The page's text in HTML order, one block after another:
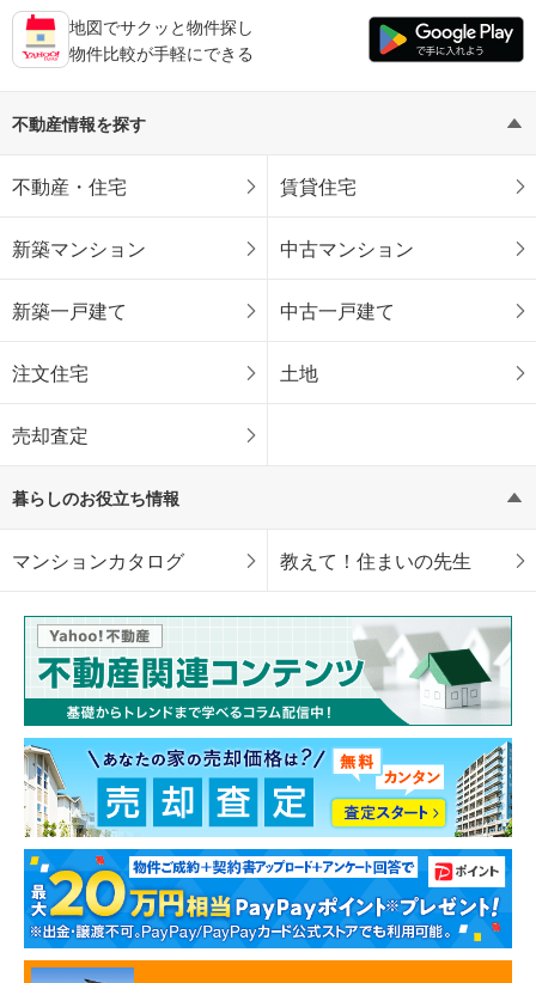
地図でサクッと物件探し
物件比較が手軽にできる
不動産情報を探す
不動産・住宅 賃貸住宅
新築マンション 中古マンション
新築一戸建て 中古一戸建て
注文住宅 土地
売却査定
暮らしのお役立ち情報
マンションカタログ 教えて！住まいの先生